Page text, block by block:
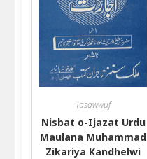
Tasawwuf
Nisbat o-Ijazat Urdu
Maulana Muhammad
Zikariya Kandhelwi